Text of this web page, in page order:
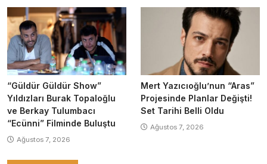
“Güldür Güldür Show”
Yıldızları Burak Topaloğlu
ve Berkay Tulumbacı
“Ecünni” Filminde Buluştu
Ağustos 7, 2026
Mert Yazıcıoğlu’nun “Aras”
Projesinde Planlar Değişti!
Set Tarihi Belli Oldu
Ağustos 7, 2026